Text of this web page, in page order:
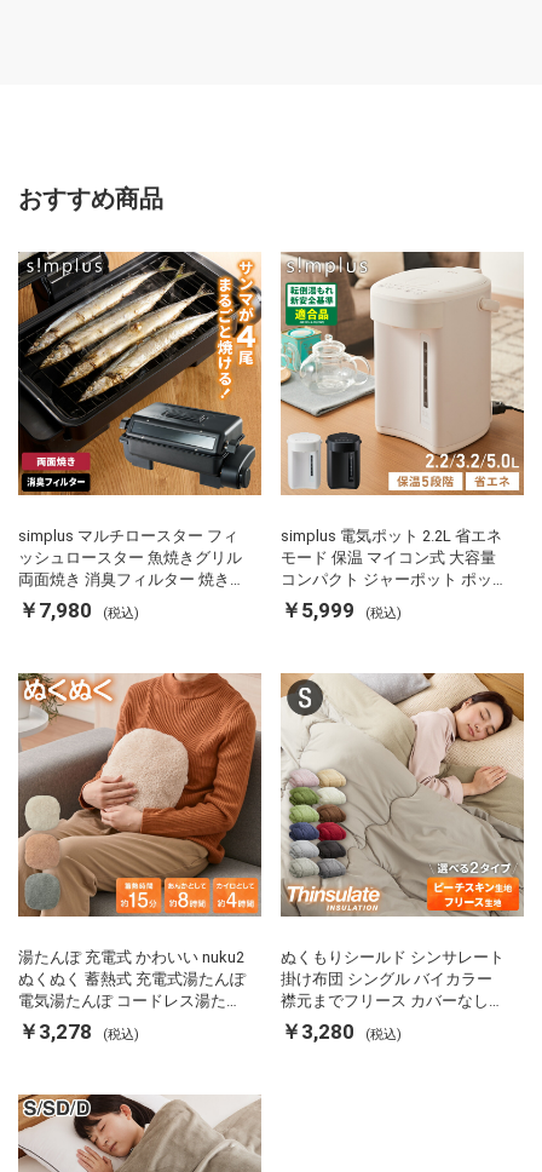
おすすめ商品
simplus マルチロースター フィ
ッシュロースター 魚焼きグリル
両面焼き 消臭フィルター 焼き魚
両面ヒーター タイマー付き SP-
FRS01 マットブラック シンプラ
￥7,980 (税込)
simplus 電気ポット 2.2L 省エネ
モード 保温 マイコン式 大容量
コンパクト ジャーポット ポット
カルキ抜き 空焚き防止 温度調節
軽量 SP-PD22 シンプラス
￥5,999 (税込)
湯たんぽ 充電式 かわいい nuku2
ぬくぬく 蓄熱式 充電式湯たんぽ
電気湯たんぽ コードレス湯たん
ぽ エコ 節電 節約 省エネ 充電式
エコ電気あんか EWT-2143 スリ
￥3,278 (税込)
ぬくもりシールド シンサレート
掛け布団 シングル バイカラー
襟元までフリース カバーなしで
使える 軽い 丸洗い 断熱 保温 抗
菌防臭 洗える 防ダニ 軽量 ホコ
￥3,280 (税込)